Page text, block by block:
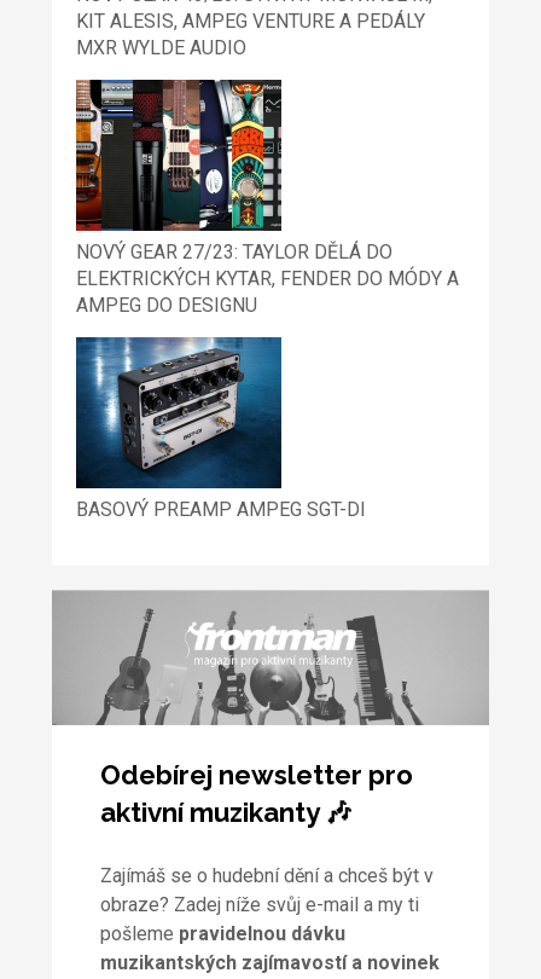
KIT ALESIS, AMPEG VENTURE A PEDÁLY
MXR WYLDE AUDIO
NOVÝ GEAR 27/23: TAYLOR DĚLÁ DO
ELEKTRICKÝCH KYTAR, FENDER DO MÓDY A
AMPEG DO DESIGNU
BASOVÝ PREAMP AMPEG SGT-DI
Odebírej newsletter pro
aktivní muzikanty 🎶
Zajímáš se o hudební dění a chceš být v
obraze? Zadej níže svůj e-mail a my ti
pošleme pravidelnou dávku
muzikantských zajímavostí a novinek